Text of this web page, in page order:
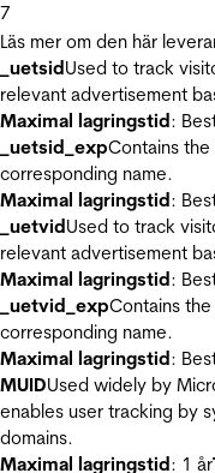
7
Läs mer om den här
_uetsidUsed to track
relevant advertisement
Maximal lagringstid:
_uetsid_expContains
corresponding name.
Maximal lagringstid:
_uetvidUsed to track
relevant advertisement
Maximal lagringstid:
_uetvid_expContains
corresponding name.
Maximal lagringstid:
MUIDUsed widely by
enables user tracking by
domains.
Maximal lagringstid: 1 år